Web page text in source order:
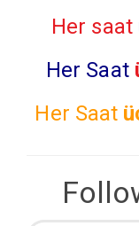
Her saat
Her Saat
Her Saat